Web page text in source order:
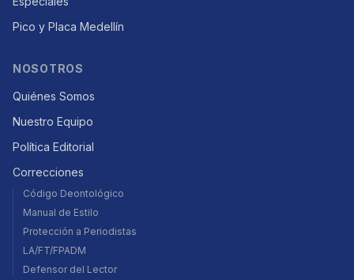
Pico y Placa Medellín
NOSOTROS
Quiénes Somos
Nuestro Equipo
Política Editorial
Correcciones
Código Deontológico
Manual de Estilo
Protección a Periodistas
LA/FT/FPADM
Defensor del Lector